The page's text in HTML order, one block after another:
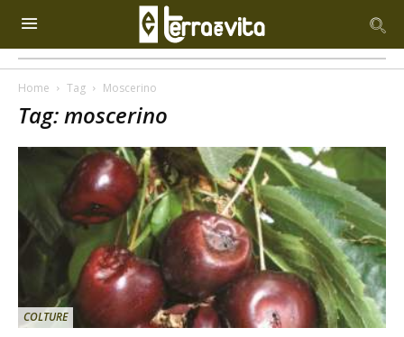
Home Tag Moscerino
Tag: moscerino
COLTURE